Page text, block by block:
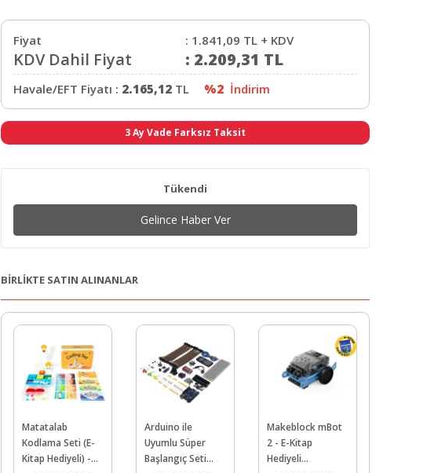
Fiyat : 1.841,09 TL + KDV
KDV Dahil Fiyat : 2.209,31 TL
Havale/EFT Fiyatı : 2.165,12 TL %2 İndirim
3 Ay Vade Farksız Taksit
Tükendi
Gelince Haber Ver
BİRLİKTE SATIN ALINANLAR
Matatalab
Kodlama Seti (E-
Kitap Hediyeli) -
Arduino ile
Uyumlu Süper
Başlangıç Seti
Makeblock mBot
2 - E-Kitap
Hediyeli